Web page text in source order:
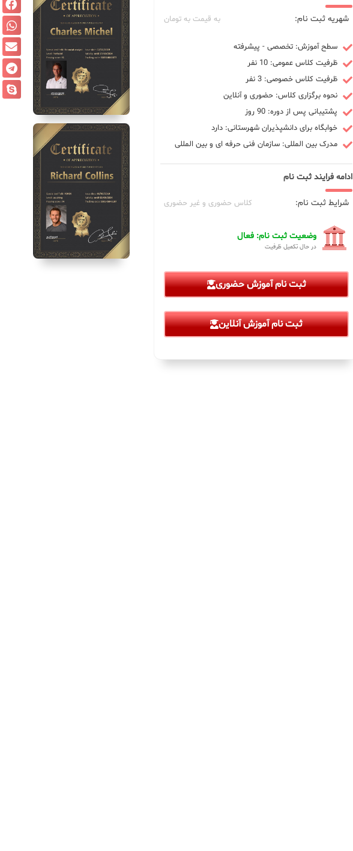
شهریه ثبت نام: به قیمت به تومان
سطح آموزش: تخصصی - پیشرفته
ظرفیت کلاس عمومی: 10 نفر
ظرفیت کلاس خصوصی: 3 نفر
نحوه برگزاری کلاس: حضوری و آنلاین
پشتیبانی پس از دوره: 90 روز
خوابگاه برای دانشپذیران شهرستانی: دارد
مدرک بین المللی: سازمان فنی حرفه ای و بین المللی
ادامه فرایند ثبت نام
شرایط ثبت نام: کلاس حضوری و غیر حضوری
وضعیت ثبت نام: فعال
در حال تکمیل ظرفیت
ثبت نام آموزش حضوری
ثبت نام آموزش آنلاین